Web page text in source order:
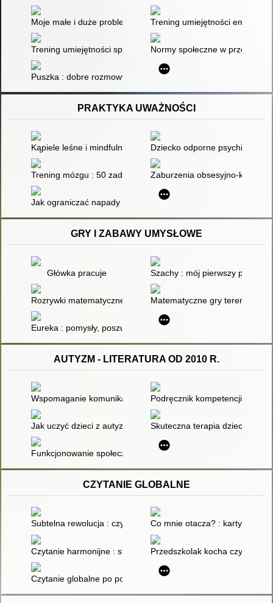
Moje małe i duże problemy społeczne : opowiadania i karty z
Trening umiejętności
Trening umiejętności społecznych dzieci i młodzieży :
Normy społeczne w
Puszka : dobre rozmowy na ważne tematy. Cz. 2
PRAKTYKA UWAŻNOŚCI
Kąpiele leśne i mindfulness w naturze jako narzędzia
Dziecko odporne psychicznie :
Trening mózgu : 50 zadań wzmacniających lewą i prawą
Zaburzenia obsesyjno-
Jak ograniczać napady złości u dziecka i zyskać spokój w
GRY I ZABAWY UMYSŁOWE
Główka pracuje Szachy : mój pierwszy
Rozrywki matematyczne. 2, Matematyczne gry terenowe i
Eureka : pomysły, poszukiwania, rozwiązania
AUTYZM - LITERATURA OD 2010 R.
Wspomaganie komunikacji językowej i interakcji społecznych
Podręcznik kompetencji
Jak uczyć dzieci z autyzmem czytania umysłu : praktyczny
Skuteczna terapia dziecka z
Funkcjonowanie społeczne dziecka z autyzmem : analiza
CZYTANIE GLOBALNE
Subtelna rewolucja : czytanie od pierwszego roku życia
Co mnie otacza? : karty pracy
Czytanie harmonijne : skuteczna nauka czytania dla małych
Przedszkolak kocha czytać :
Czytanie globalne po polsku : poradnik dla nauczycieli,